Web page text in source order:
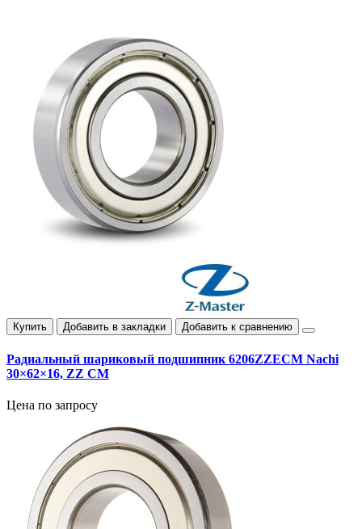
Купить Добавить в закладки Добавить к сравнению
Радиальный шариковый подшипник 6206ZZECM Nachi
30×62×16, ZZ CM
Цена по запросу